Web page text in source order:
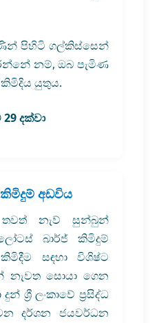
පිහිටි ගල්කිස්සෙන්
නම්, ඔබ පැමිණ
යුතුය.
දක්වා
අඩවිය
නැව් සුන්බුන්
බාර්ජ් කිමිදුම්
සඳහා විශිෂ්ට
නැවත සොයා ගෙන
ශ්‍රී ලංකාවේ ප්‍රසිද්ධ
දර්ශන ජයවර්ධන